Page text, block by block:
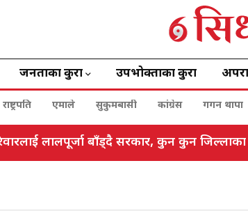
जनताका कुरा उपभोक्ताका कुरा
राष्ट्रपति एमाले सुकुमबासी कांग्रेस गगन थापा
लालपूर्जा बाँड्दै सरकार, कुन कुन